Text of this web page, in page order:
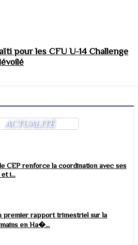
pour les CFU U-14 Challenge
ACTUALITÉ
CEP renforce la coordination avec ses
i...
premier rapport trimestriel sur la
en Ha�...